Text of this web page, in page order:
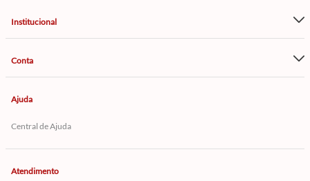
Institucional
Conta
Ajuda
Central de Ajuda
Atendimento